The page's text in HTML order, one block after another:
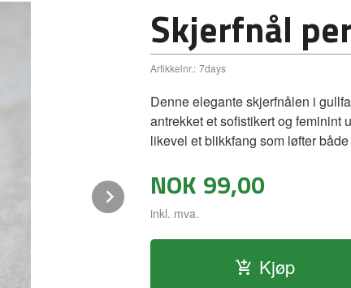
Next
Skjerfnål
Artikkelnr.: 7days
Denne elegante skjerfnålen i
antrekket et sofistikert og feminint
likevel et blikkfang som løfter
NOK 99,00
inkl. mva.
Kjøp